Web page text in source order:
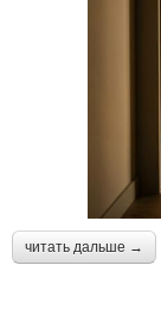
читать дальше →